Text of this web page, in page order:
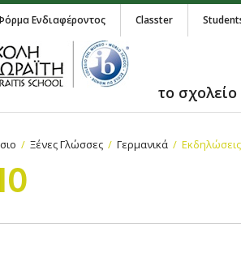
Ενδιαφέροντος Classter
το σχολείο
Ξένες Γλώσσες Γερμανικά